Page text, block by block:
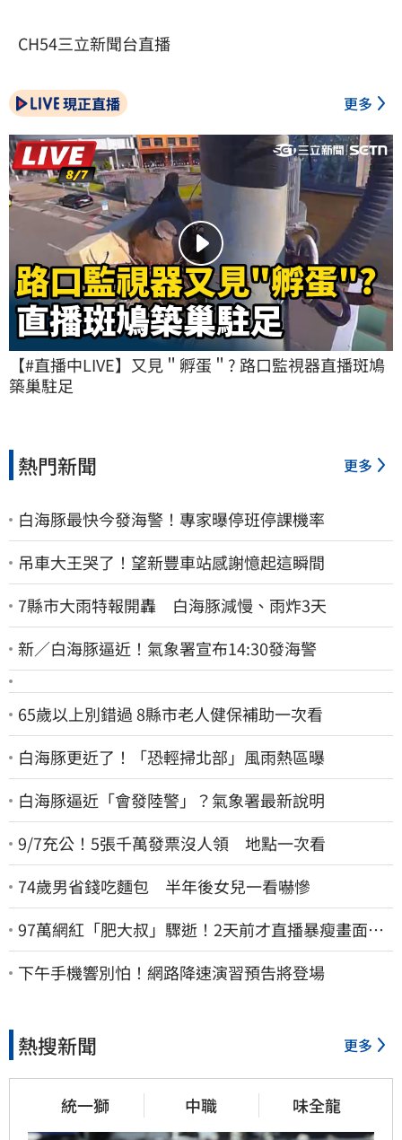
CH54三立新聞台直播
現正直播 更多
【#直播中LIVE】又見＂孵蛋＂? 路口監視器直播斑鳩
築巢駐足
熱門新聞 更多
白海豚最快今發海警！專家曝停班停課機率
吊車大王哭了！望新豐車站感謝憶起這瞬間
7縣市大雨特報開轟 白海豚減慢、雨炸3天
新／白海豚逼近！氣象署宣布14:30發海警
65歲以上別錯過 8縣市老人健保補助一次看
白海豚更近了！「恐輕掃北部」風雨熱區曝
白海豚逼近「會發陸警」？氣象署最新說明
9/7充公！5張千萬發票沒人領 地點一次看
74歲男省錢吃麵包 半年後女兒一看嚇慘
97萬網紅「肥大叔」驟逝！2天前才直播暴瘦畫面
曝 網淚崩：一路好走
下午手機響別怕！網路降速演習預告將登場
熱搜新聞 更多
統一獅 中職 味全龍